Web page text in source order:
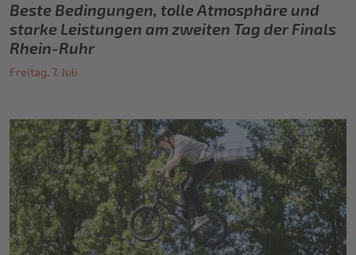
Beste Bedingungen, tolle Atmosphäre und
starke Leistungen am zweiten Tag der Finals
Rhein-Ruhr
Freitag, 7. Juli